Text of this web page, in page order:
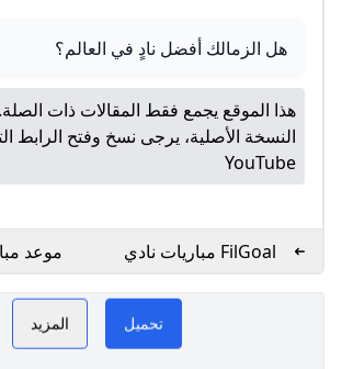
هل الزمالك أفضل نادٍ في العالم؟
هذا الموقع يجمع فقط المقالات ذات
النسخة الأصلية، يرجى نسخ وفتح الرابط
YouTube
FilGoal مباريات نادي
الزمالك - مصر
موعد
أمام
المصري
تحميل المزيد